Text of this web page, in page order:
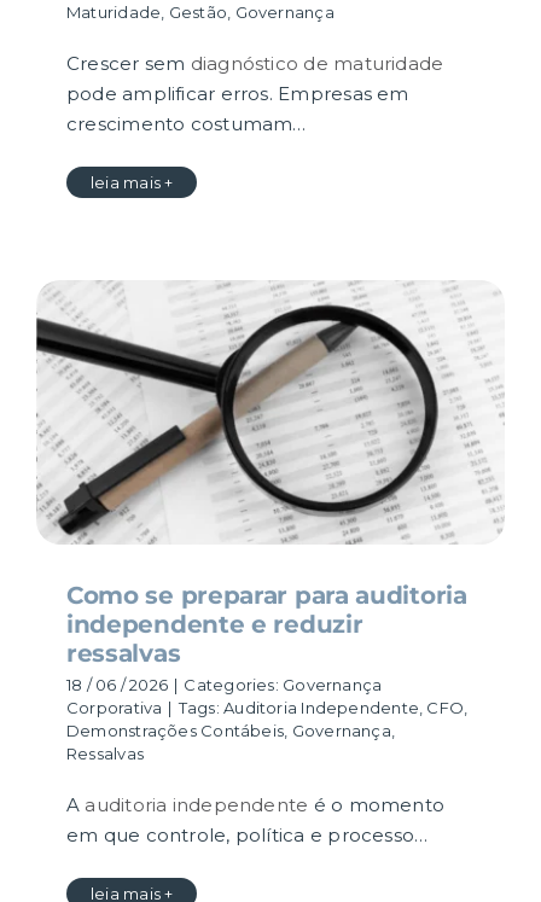
Maturidade Gestão Governança
Crescer sem diagnóstico de maturidade
pode amplificar erros. Empresas em
crescimento costumam…
leia mais +
Como se preparar para auditoria
independente e reduzir
ressalvas
18 / 06 / 2026 | Categories: Governança
Corporativa | Tags:Auditoria Independente CFO
Demonstrações Contábeis Governança
Ressalvas
A auditoria independente é o momento
em que controle, política e processo…
leia mais +